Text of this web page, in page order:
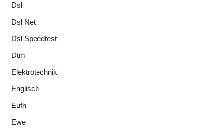
Dsl
Dsl Net
Dsl Speedtest
Dtm
Elektrotechnik
Englisch
Eufh
Ewe